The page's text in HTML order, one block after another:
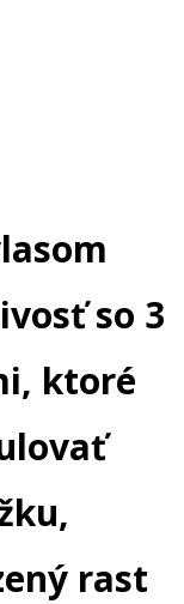
so 3
ktoré
rast